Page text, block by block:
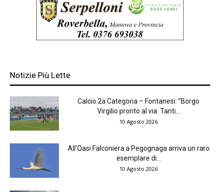
Notizie Più Lette
Calcio 2a Categoria – Fontanesi: “Borgo
Virgilio pronto al via. Tanti...
10 Agosto 2026
All’Oasi Falconiera a Pegognaga arriva un raro
esemplare di...
10 Agosto 2026